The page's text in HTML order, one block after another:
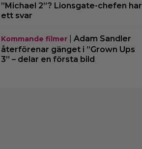
”Michael 2”? Lionsgate-chefen har
ett svar
Kommande filmer| Adam Sandler
återförenar gänget i ”Grown Ups
3” – delar en första bild